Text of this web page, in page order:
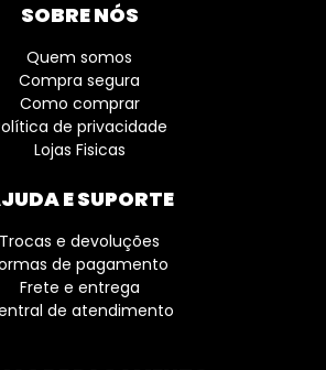
SOBRE NÓS
Quem somos
Compra segura
Como comprar
de privacidade
Lojas Fisicas
E SUPORTE
Trocas e devoluções
de pagamento
Frete e entrega
de atendimento